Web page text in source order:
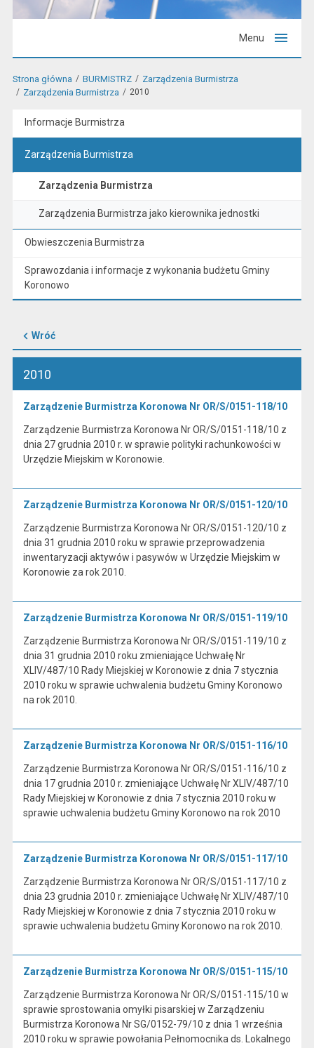
Menu
Strona główna BURMISTRZ
Zarządzenia Burmistrza
Zarządzenia Burmistrza
2010
Informacje Burmistrza
Zarządzenia Burmistrza
Zarządzenia Burmistrza
Zarządzenia Burmistrza jako kierownika jednostki
Obwieszczenia Burmistrza
Sprawozdania i informacje z wykonania budżetu Gminy
Koronowo
Wróć
2010
Zarządzenie Burmistrza Koronowa Nr OR/S/0151-118/10
Zarządzenie Burmistrza Koronowa Nr OR/S/0151-118/10 z
dnia 27 grudnia 2010 r. w sprawie polityki rachunkowości w
Urzędzie Miejskim w Koronowie.
Zarządzenie Burmistrza Koronowa Nr OR/S/0151-120/10
Zarządzenie Burmistrza Koronowa Nr OR/S/0151-120/10 z
dnia 31 grudnia 2010 roku w sprawie przeprowadzenia
inwentaryzacji aktywów i pasywów w Urzędzie Miejskim w
Koronowie za rok 2010.
Zarządzenie Burmistrza Koronowa Nr OR/S/0151-119/10
Zarządzenie Burmistrza Koronowa Nr OR/S/0151-119/10 z
dnia 31 grudnia 2010 roku zmieniające Uchwałę Nr
XLIV/487/10 Rady Miejskiej w Koronowie z dnia 7 stycznia
2010 roku w sprawie uchwalenia budżetu Gminy Koronowo
na rok 2010.
Zarządzenie Burmistrza Koronowa Nr OR/S/0151-116/10
Zarządzenie Burmistrza Koronowa Nr OR/S/0151-116/10 z
dnia 17 grudnia 2010 r. zmieniające Uchwałę Nr XLIV/487/10
Rady Miejskiej w Koronowie z dnia 7 stycznia 2010 roku w
sprawie uchwalenia budżetu Gminy Koronowo na rok 2010
Zarządzenie Burmistrza Koronowa Nr OR/S/0151-117/10
Zarządzenie Burmistrza Koronowa Nr OR/S/0151-117/10 z
dnia 23 grudnia 2010 r. zmieniające Uchwałę Nr XLIV/487/10
Rady Miejskiej w Koronowie z dnia 7 stycznia 2010 roku w
sprawie uchwalenia budżetu Gminy Koronowo na rok 2010.
Zarządzenie Burmistrza Koronowa Nr OR/S/0151-115/10
Zarządzenie Burmistrza Koronowa Nr OR/S/0151-115/10 w
sprawie sprostowania omyłki pisarskiej w Zarządzeniu
Burmistrza Koronowa Nr SG/0152-79/10 z dnia 1 września
2010 roku w sprawie powołania Pełnomocnika ds. Lokalnego